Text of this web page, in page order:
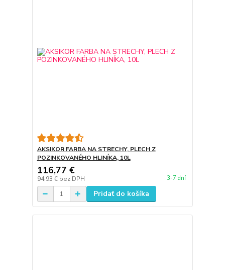
AKSIKOR FARBA NA STRECHY, PLECH Z
POZINKOVANÉHO HLINÍKA, 10L
116,77 €
94,93 € bez DPH 3-7 dní
Pridať do košíka